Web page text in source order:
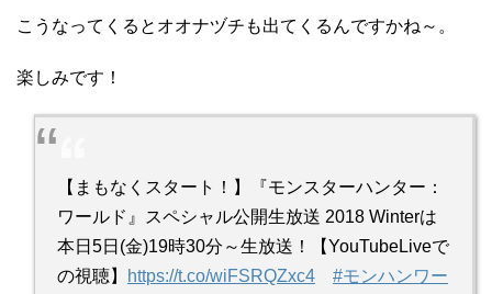
こうなってくるとオオナヅチも出てくるんですかね～。
楽しみです！
【まもなくスタート！】『モンスターハンター：
ワールド』スペシャル公開生放送 2018 Winterは
本日5日(金)19時30分～生放送！【YouTubeLiveで
の視聴】
https://t.co/wiFSRQZxc4
#モンハンワー